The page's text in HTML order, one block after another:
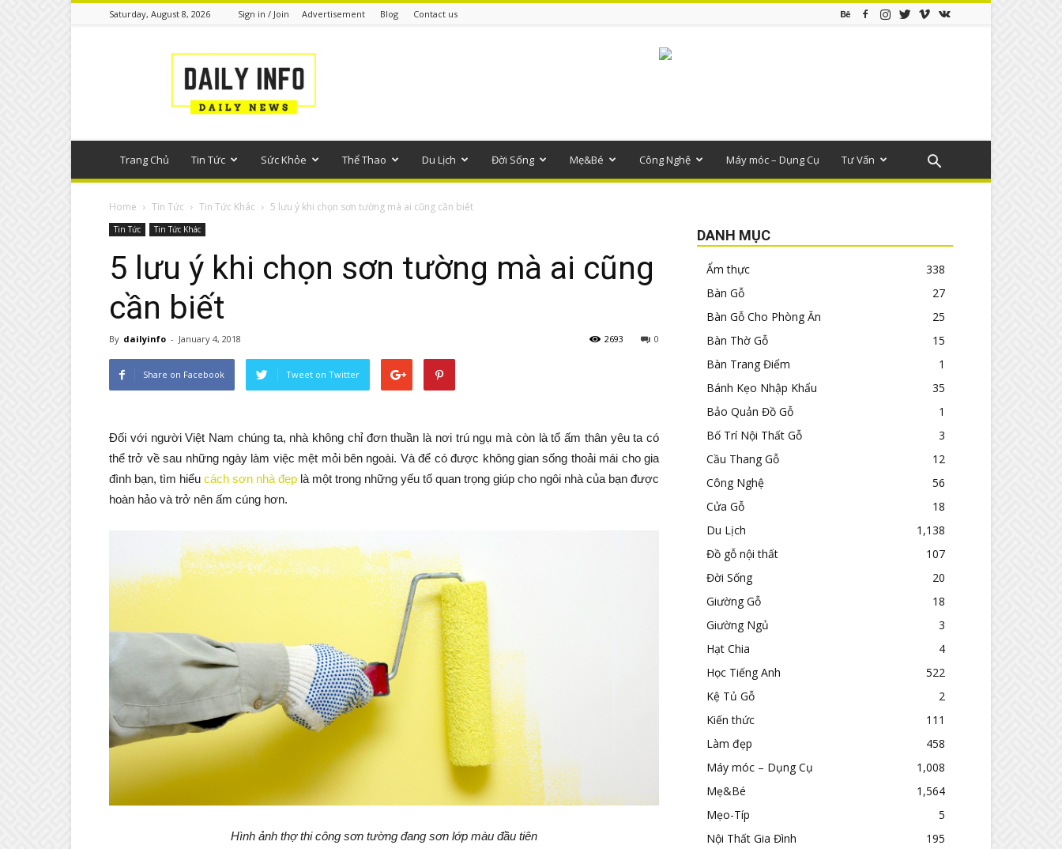
Saturday, August 8, 2026 Sign in / Join Advertisement Blog Contact us
thông
Trang Chủ Tin Tức Sức Khỏe Thể Thao Du Lịch Đời Sống Mẹ&Bé Công Nghệ Máy móc – Dụng Cụ Tư Vấn
Home Tin Tức Tin Tức Khác 5 lưu ý khi chọn sơn tường mà ai cũng cần biết
Tin Tức Tin Tức Khác
5 lưu ý khi chọn sơn tường mà ai cũng
cần biết
By dailyinfo - January 4, 2018 0
2693
Share on Facebook Tweet on Twitter
Đối với người Việt Nam chúng ta, nhà không chỉ đơn thuần là nơi trú ngụ mà còn là tổ ấm thân yêu ta có
thể trở về sau những ngày làm việc mệt mỏi bên ngoài. Và để có được không gian sống thoải mái cho gia
đình bạn, tìm hiểu cách sơn nhà đẹp là một trong những yếu tố quan trọng giúp cho ngôi nhà của bạn được
hoàn hảo và trở nên ấm cúng hơn.
Hình ảnh thợ thi công sơn tường đang sơn lớp màu đầu tiên
DANH MỤC
Ẩm thực
338
Bàn Gỗ
27
Bàn Gỗ Cho Phòng Ăn
25
Bàn Thờ Gỗ
15
Bàn Trang Điểm
1
Bánh Kẹo Nhập Khẩu
35
Bảo Quản Đồ Gỗ
1
Bố Trí Nội Thất Gỗ
3
Cầu Thang Gỗ
12
Công Nghệ
56
Cửa Gỗ
18
Du Lịch
1,138
Đồ gỗ nội thất
107
Đời Sống
20
Giường Gỗ
18
Giường Ngủ
3
Hạt Chia
4
Học Tiếng Anh
522
Kệ Tủ Gỗ
2
Kiến thức
111
Làm đẹp
458
Máy móc – Dụng Cụ
1,008
Mẹ&Bé
1,564
Mẹo-Típ
5
Nội Thất Gia Đình
195